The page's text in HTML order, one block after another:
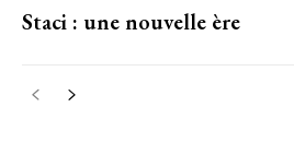
Staci : une nouvelle ère